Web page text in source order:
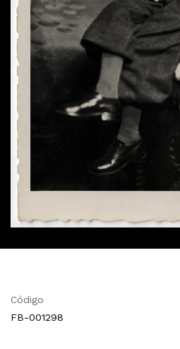
Código
FB-001298